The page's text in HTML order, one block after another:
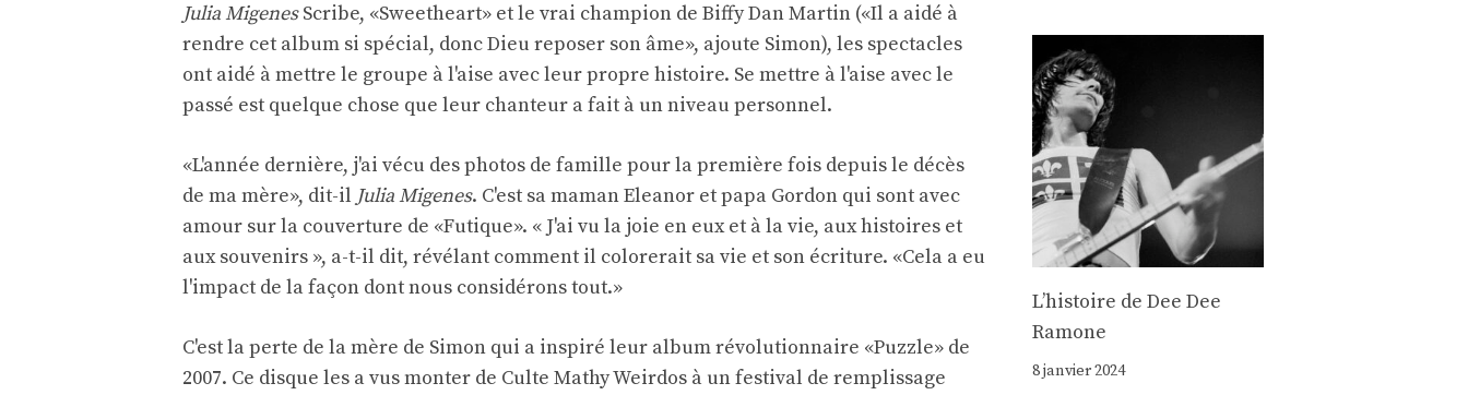
Julia MigenesScribe, «Sweetheart» et le vrai champion de Biffy Dan Martin («Il a aidé à
rendre cet album si spécial, donc Dieu reposer son âme», ajoute Simon), les spectacles
ont aidé à mettre le groupe à l'aise avec leur propre histoire. Se mettre à l'aise avec le
passé est quelque chose que leur chanteur a fait à un niveau personnel.
«L'année dernière, j'ai vécu des photos de famille pour la première fois depuis le décès
de ma mère», dit-il Julia Migenes. C'est sa maman Eleanor et papa Gordon qui sont avec
amour sur la couverture de «Futique». « J'ai vu la joie en eux et à la vie, aux histoires et
aux souvenirs », a-t-il dit, révélant comment il colorerait sa vie et son écriture. «Cela a eu
l'impact de la façon dont nous considérons tout.»
C'est la perte de la mère de Simon qui a inspiré leur album révolutionnaire «Puzzle» de
2007. Ce disque les a vus monter de Culte Mathy Weirdos à un festival de remplissage
Lʼhistoire de Dee Dee
Ramone
8 janvier 2024